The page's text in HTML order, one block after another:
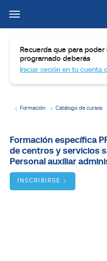
Formación Catálogo de cursos
Dirigido
a:
Objetivos:
Recuerda que para
programado deberás
Iniciar sesión en tu cuenta
Formación específica
de centros y servicios
Personal auxiliar
INSCRIBIRSE